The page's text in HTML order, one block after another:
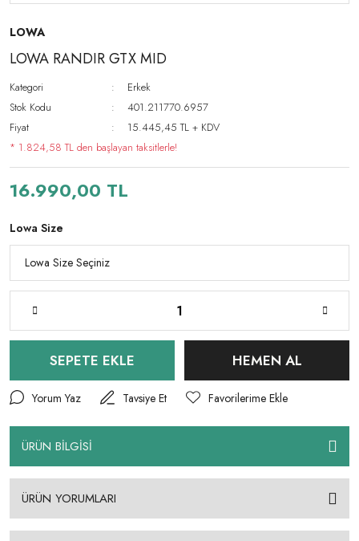
LOWA
LOWA RANDIR GTX MID
Kategori
Erkek
Stok Kodu
401.211770.6957
Fiyat
15.445,45 TL + KDV
* 1.824,58 TL den başlayan taksitlerle!
16.990,00 TL
Lowa Size
SEPETE EKLE HEMEN AL
Yorum Yaz Tavsiye Et
ÜRÜN BİLGİSİ
ÜRÜN YORUMLARI